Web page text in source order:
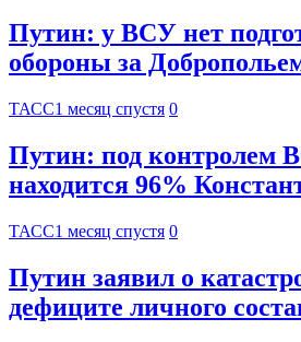
Путин: у ВСУ нет
обороны за
ТАСС1 месяц спустя 0
Путин: под контролем
находится 96%
ТАСС1 месяц спустя 0
Путин заявил о
дефиците личного